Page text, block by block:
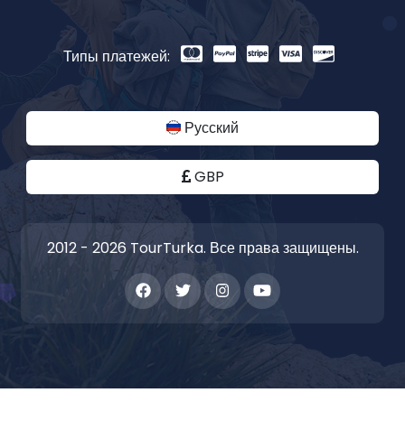
Типы платежей:
Русский
GBP
2012 - 2026 TourTurka. Все права защищены.